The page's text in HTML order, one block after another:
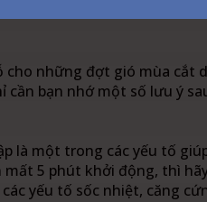
cho những đợt gió mùa
cần bạn nhớ một số lưu ý
là một trong các yếu tố
5 phút khởi động, thì
yếu tố sốc nhiệt, căng